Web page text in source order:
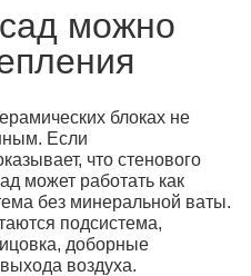
можно
блоках не
Если
что стенового
может работать как
без минеральной ваты.
подсистема,
доборные
воздуха.